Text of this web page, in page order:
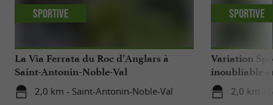
La Via Ferrata du Roc d’Anglars à
Saint-Antonin-Noble-Val
2,0 km - Saint-Antonin-Noble-Val
Sportive
Variation
inoubliable
l’Aveyron
2,0 km -
Sportive